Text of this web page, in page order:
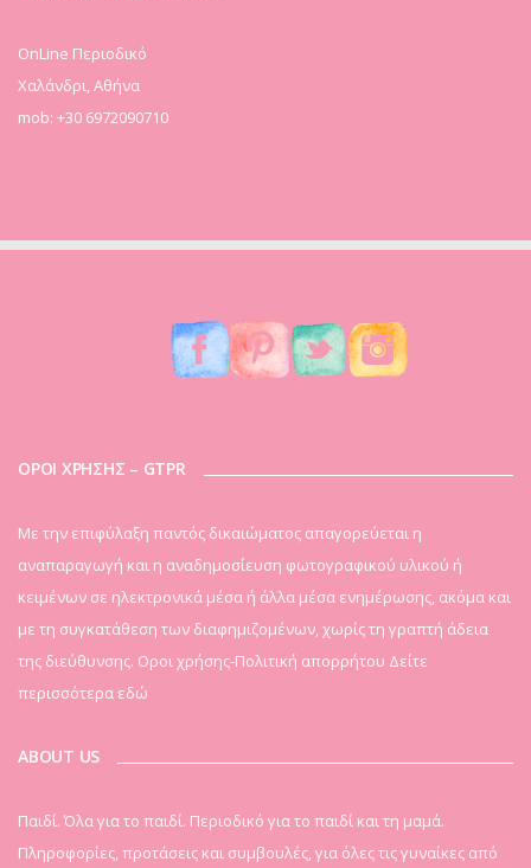
OnLine Περιοδικό
Χαλάνδρι, Αθήνα
mob: +30 6972090710
ΟΡΟΙ ΧΡΗΣΗΣ – GTPR
Mε την επιφύλαξη παντός δικαιώματος απαγορεύεται η
αναπαραγωγή και η αναδημοσίευση φωτογραφικού υλικού ή
κειμένων σε ηλεκτρονικά μέσα ή άλλα μέσα ενημέρωσης, ακόμα και
με τη συγκατάθεση των διαφημιζομένων, χωρίς τη γραπτή άδεια
της διεύθυνσης. Οροι χρήσης-Πολιτική απορρήτου Δείτε
περισσότερα εδώ
ABOUT US
Παιδί. Όλα για το παιδί. Περιοδικό για το παιδί και τη μαμά.
Πληροφορίες, προτάσεις και συμβουλές, για όλες τις γυναίκες από